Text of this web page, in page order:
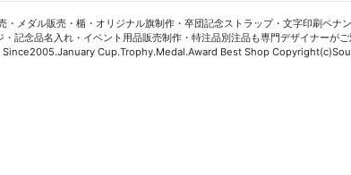
・メダル販売・楯・オリジナル旗制作・卒団記念ストラップ・文字印刷ペナ
・記念品名入れ・イベント用品販売制作・特注品別注品も専門デザイナーが
Cup.Trophy.Medal.Award Best Shop